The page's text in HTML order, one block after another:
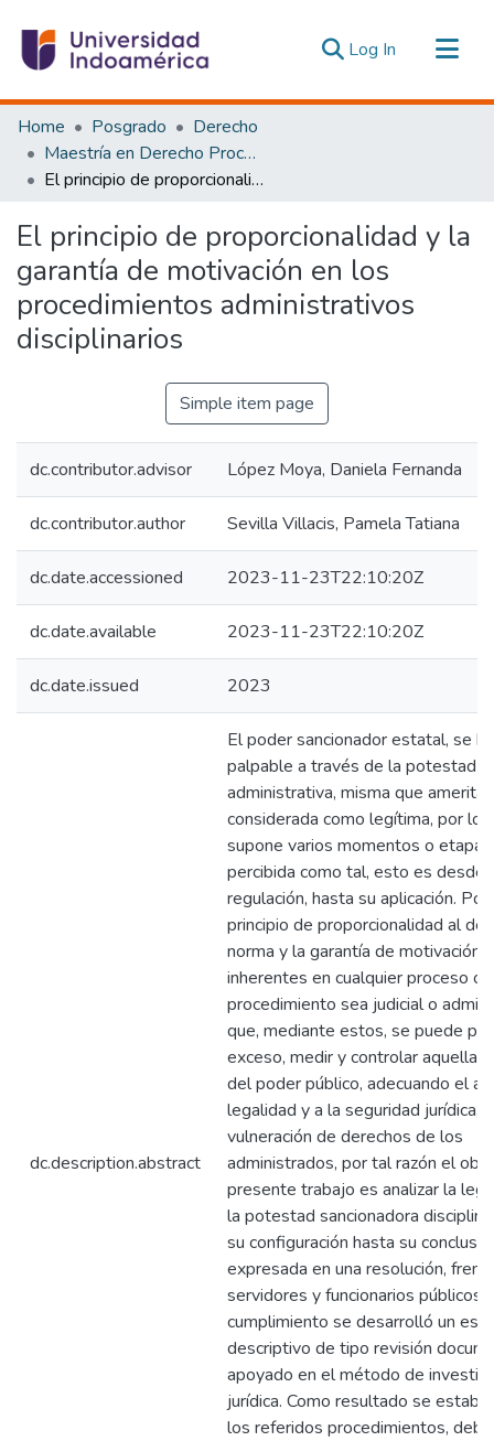
Log In (current)
Communities & Collections
All of DSpace
Statistics
Home Posgrado
Derecho
Maestría en Derecho Procesal y Litigación Oral
El principio de proporcionalidad y la garantía de motivación en los procedimientos administrativos disciplinarios
El principio de proporcionalidad y la
garantía de motivación en los
procedimientos administrativos
disciplinarios
Simple item page
dc.contributor.advisor López Moya, Daniela Fernanda
dc.contributor.author Sevilla Villacis, Pamela Tatiana
dc.date.accessioned 2023-11-23T22:10:20Z
dc.date.available 2023-11-23T22:10:20Z
dc.date.issued 2023
dc.description.abstract
El poder sancionador estatal, se
palpable a través de la potestad
administrativa, misma que amerita
considerada como legítima, por lo
supone varios momentos o
percibida como tal, esto es desde
regulación, hasta su aplicación.
principio de proporcionalidad al
norma y la garantía de motivación
inherentes en cualquier proceso o
procedimiento sea judicial o
que, mediante estos, se puede
exceso, medir y controlar aquellas
del poder público, adecuando el
legalidad y a la seguridad jurídica,
vulneración de derechos de los
administrados, por tal razón el
presente trabajo es analizar la
la potestad sancionadora
su configuración hasta su
expresada en una resolución,
servidores y funcionarios públicos.
cumplimiento se desarrolló un
descriptivo de tipo revisión
apoyado en el método de
jurídica. Como resultado se
los referidos procedimientos,